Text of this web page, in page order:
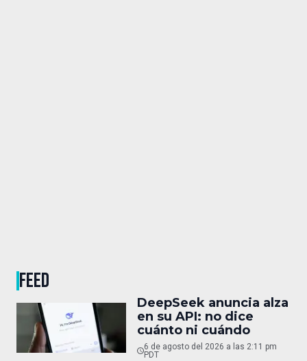
FEED
DeepSeek anuncia alza
en su API: no dice
cuánto ni cuándo
6 de agosto del 2026 a las 2:11 pm
PDT